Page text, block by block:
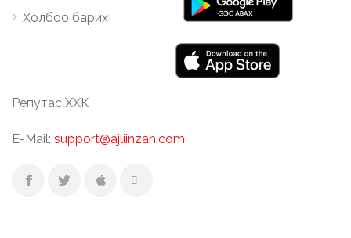
Холбоо барих
Репутас ХХК
E-Mail: support@ajliinzah.com